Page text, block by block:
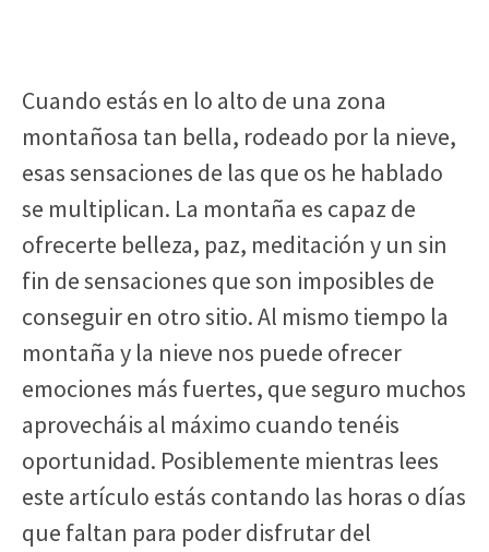
Cuando estás en lo alto de una zona
montañosa tan bella, rodeado por la nieve,
esas sensaciones de las que os he hablado
se multiplican. La montaña es capaz de
ofrecerte belleza, paz, meditación y un sin
fin de sensaciones que son imposibles de
conseguir en otro sitio. Al mismo tiempo la
montaña y la nieve nos puede ofrecer
emociones más fuertes, que seguro muchos
aprovecháis al máximo cuando tenéis
oportunidad. Posiblemente mientras lees
este artículo estás contando las horas o días
que faltan para poder disfrutar del